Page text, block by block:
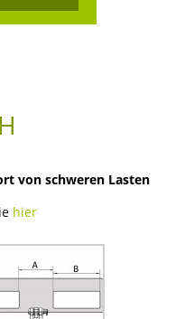
von schweren Lasten
hier